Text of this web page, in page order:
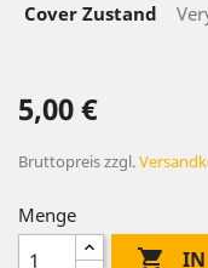
Cover Zustand
5,00 €
Bruttopreiszzgl.
Menge
 IN